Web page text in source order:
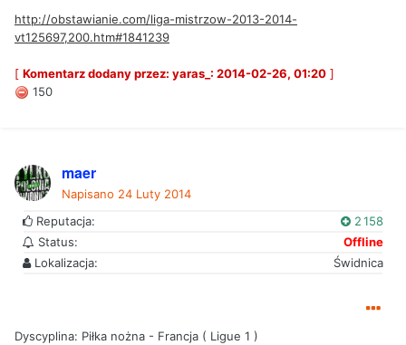
http://obstawianie.com/liga-mistrzow-2013-2014-
vt125697,200.htm#1841239
[ Komentarz dodany przez: yaras_: 2014-02-26, 01:20 ]
150
maer
Napisano 24 Luty 2014
Reputacja:
2 158
Status:
Offline
Lokalizacja:
Świdnica
Dyscyplina: Piłka nożna - Francja ( Ligue 1 )